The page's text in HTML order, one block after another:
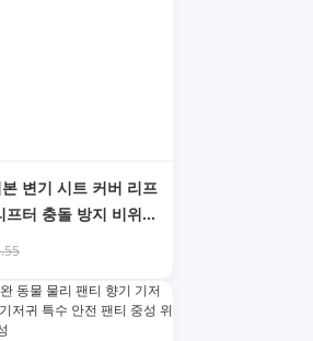
변기 시트 커버 리프
프터 충돌 방지 비위생
시트 손잡이 비위생